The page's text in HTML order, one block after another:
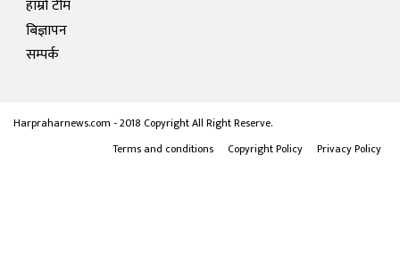
हाम्रो टीम
बिज्ञापन
सम्पर्क
Harpraharnews.com - 2018 Copyright All Right Reserve.
Terms and conditions
Copyright Policy Privacy Policy